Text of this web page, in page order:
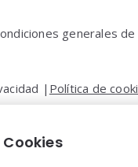
generales de
| Política de